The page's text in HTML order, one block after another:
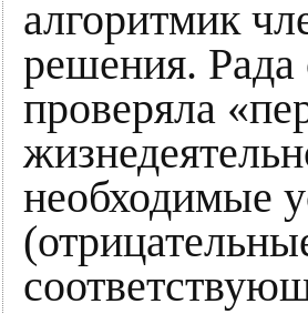
алгоритмик
решения. Рада
проверяла
необходимые